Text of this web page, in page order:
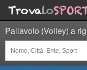
Pallavolo (Volley) a